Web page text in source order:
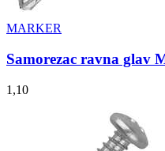
MARKER
Samorezac ravna glav
1,10